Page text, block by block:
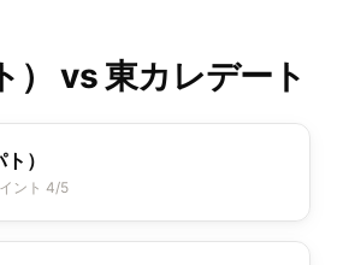
vs東カレデート
）
ント 4/5